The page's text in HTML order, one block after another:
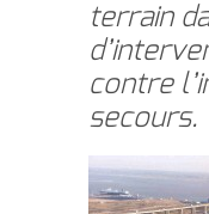
terrain
contre
secours.